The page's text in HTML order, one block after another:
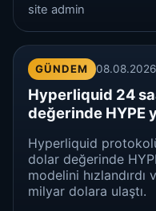
site admin
GÜNDEM 08.08.2026
Hyperliquid 24
değerinde HYPE
Hyperliquid
dolar değerinde
modelini
milyar dolara ulaştı.